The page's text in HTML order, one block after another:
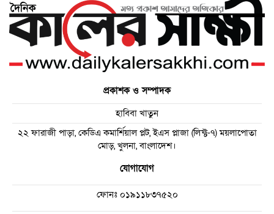
প্রকাশক ও সম্পাদক
হাবিবা খাতুন
২২ ফারাজী পাড়া, কেডিএ কমার্শিয়াল প্লট, ইএস প্লাজা (লিফ্ট-৭) ময়লাপোতা
মোড়, খুলনা, বাংলাদেশ।
যোগাযোগ
ফোনঃ০১৯১১৮৩৭৫২০